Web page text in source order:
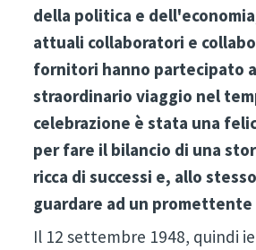
della politica e
attuali collaboratori e
fornitori hanno partecipato
straordinario viaggio nel
celebrazione è stata una
per fare il bilancio di una
ricca di successi e, allo
guardare ad un
Il 12 settembre 1948, quindi